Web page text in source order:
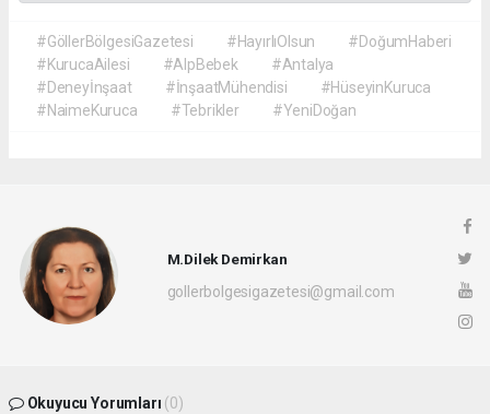
#GöllerBölgesiGazetesi #HayırlıOlsun
#DoğumHaberi
#KurucaAilesi
#AlpBebek
#Antalya
#Deneyİnşaat
#İnşaatMühendisi
#HüseyinKuruca
#NaimeKuruca
#Tebrikler #YeniDoğan
M.Dilek Demirkan
gollerbolgesigazetesi@gmail.com
Okuyucu Yorumları (0)